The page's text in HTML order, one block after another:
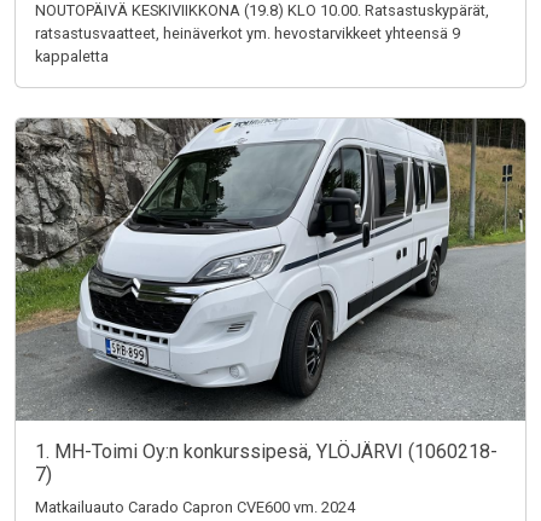
NOUTOPÄIVÄ KESKIVIIKKONA (19.8) KLO 10.00. Ratsastuskypärät,
ratsastusvaatteet, heinäverkot ym. hevostarvikkeet yhteensä 9
kappaletta
1. MH-Toimi Oy:n konkurssipesä, YLÖJÄRVI (1060218-
7)
Matkailuauto Carado Capron CVE600 vm. 2024